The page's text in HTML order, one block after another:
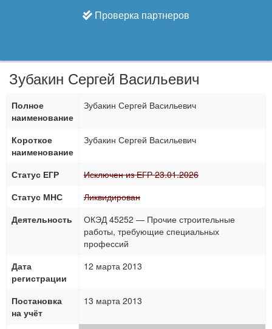
Проверка партнеров
Зубакин Сергей Васильевич
Полное
наименование
Зубакин Сергей Васильевич
Короткое
наименование
Зубакин Сергей Васильевич
Статус ЕГР
Исключен из ЕГР 23.01.2026
Статус МНС
Ликвидирован
Деятельность
ОКЭД 45252 — Прочие строительные
работы, требующие специальных
профессий
Дата
регистрации
12 марта 2013
Постановка
на учёт
13 марта 2013